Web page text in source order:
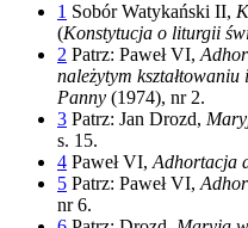
1 Sobór Watykański II,
(Konstytucja o liturgii
2 Patrz: Paweł VI,
należytym
Panny (1974), nr 2.
3 Patrz: Jan Drozd,
s. 15.
4 Paweł VI, Adhortacja
5 Patrz: Paweł VI,
nr 6.